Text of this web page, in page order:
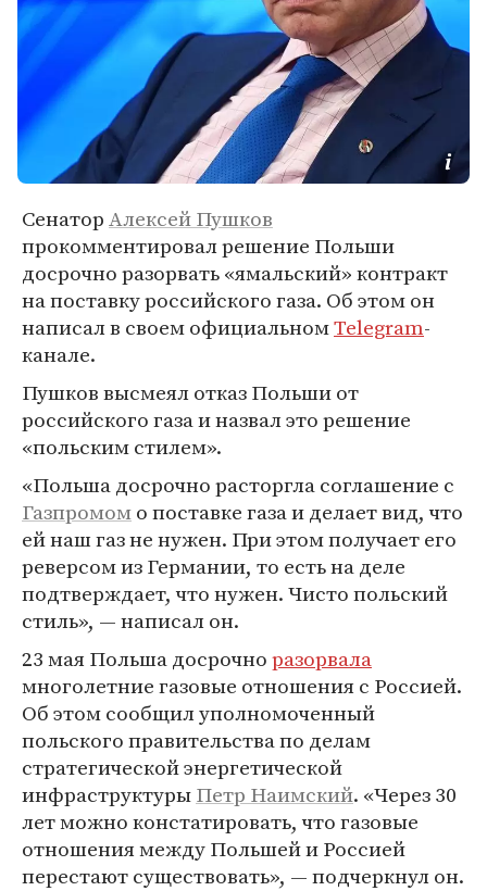
СенаторАлексей Пушков
прокомментировал решение Польши
досрочно разорвать «ямальский» контракт
на поставку российского газа. Об этом он
написал в своем официальномTelegram-
канале.
Пушков высмеял отказ Польши от
российского газа и назвал это решение
«польским стилем».
«Польша досрочно расторгла соглашение с
Газпромомо поставке газа и делает вид, что
ей наш газ не нужен. При этом получает его
реверсом из Германии, то есть на деле
подтверждает, что нужен. Чисто польский
стиль», — написал он.
23 мая Польша досрочноразорвала
многолетние газовые отношения с Россией.
Об этом сообщил уполномоченный
польского правительства по делам
стратегической энергетической
инфраструктурыПетр Наимский. «Через 30
лет можно констатировать, что газовые
отношения между Польшей и Россией
перестают существовать», — подчеркнул он.